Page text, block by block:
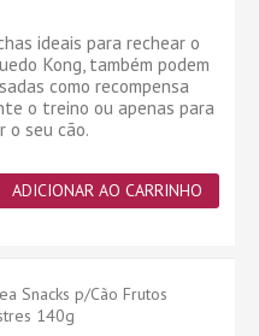
ideais para rechear o
Kong, também podem
como recompensa
o treino ou apenas para
o seu cão.
ADICIONAR AO CARRINHO
Snacks p/Cão Frutos
140g